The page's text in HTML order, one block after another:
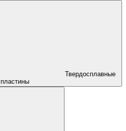
Твердосплавные
пластины